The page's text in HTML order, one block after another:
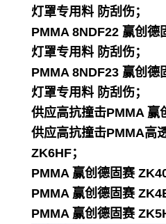
灯罩专用料 防刮伤；
PMMA 8NDF22 赢创德
灯罩专用料 防刮伤；
PMMA 8NDF23 赢创德
灯罩专用料 防刮伤；
供应高抗撞击PMMA 赢
供应高抗撞击PMMA高
ZK6HF；
PMMA 赢创德固赛 ZK40
PMMA 赢创德固赛
PMMA 赢创德固赛